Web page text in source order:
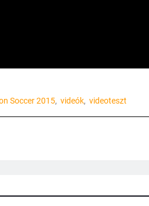
Soccer 2015 videók videoteszt